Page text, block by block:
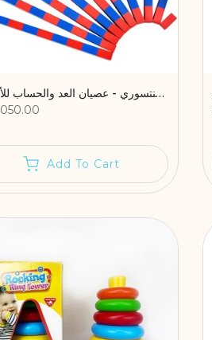
العصيان الحمراء والزرقاء منتسوري - عصيان العد والحساب للأطفال
Add To Cart